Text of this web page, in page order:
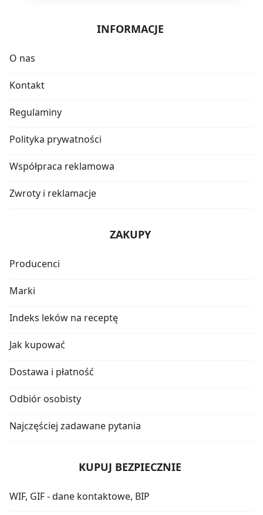
INFORMACJE
O nas
Kontakt
Regulaminy
Polityka prywatności
Współpraca reklamowa
Zwroty i reklamacje
ZAKUPY
Producenci
Marki
Indeks leków na receptę
Jak kupować
Dostawa i płatność
Odbiór osobisty
Najczęściej zadawane pytania
KUPUJ BEZPIECZNIE
WIF, GIF - dane kontaktowe, BIP